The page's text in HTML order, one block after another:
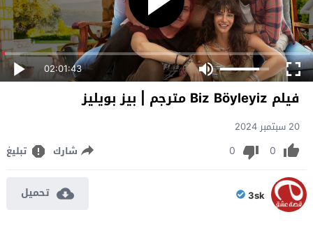
02:01:43
فيلم Biz Böyleyiz مترجم | بيز بويليز
20 سبتمبر 2024
0
0 شارك تبليغ
3sk تحميل